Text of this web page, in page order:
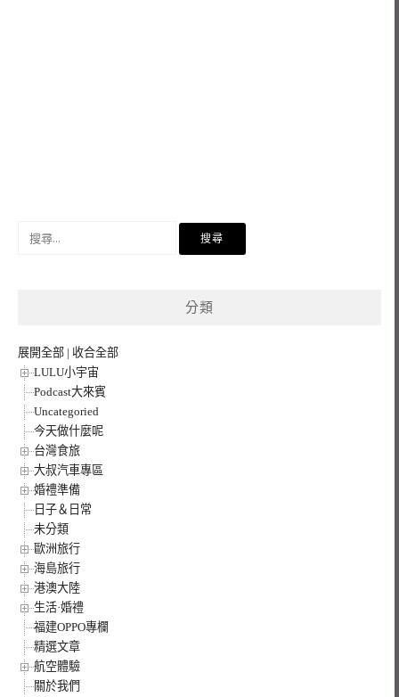
分類
展開全部 | 收合全部
LULU小宇宙
Podcast大來賓
Uncategoried
今天做什麼呢
台灣食旅
大叔汽車專區
婚禮準備
日子＆日常
未分類
歐洲旅行
海島旅行
港澳大陸
生活·婚禮
福建OPPO專欄
精選文章
航空體驗
關於我們